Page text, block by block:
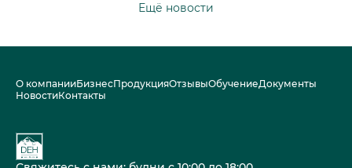
Ещё новости
О компанииБизнесПродукцияОтзывыОбучениеДокументы
НовостиКонтакты